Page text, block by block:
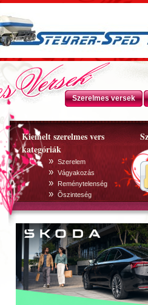
Szerelmes versek
Kiemelt szerelmes vers
kategóriák
» Szerelem
» Vágyakozás
» Reménytelenség
» Õszinteség